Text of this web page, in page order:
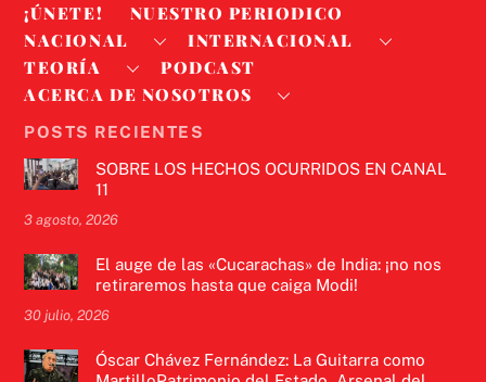
¡ÚNETE!
NUESTRO PERIODICO
NACIONAL
INTERNACIONAL
TEORÍA
PODCAST
ACERCA DE NOSOTROS
POSTS RECIENTES
SOBRE LOS HECHOS OCURRIDOS EN CANAL
11
3 agosto, 2026
El auge de las «Cucarachas» de India: ¡no nos
retiraremos hasta que caiga Modi!
30 julio, 2026
Óscar Chávez Fernández: La Guitarra como